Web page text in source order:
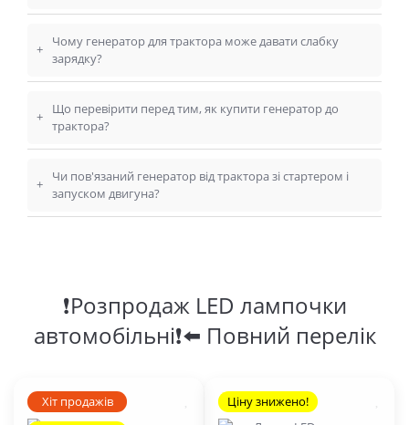
+
Чому генератор для трактора може давати слабку
зарядку?
+
Що перевірити перед тим, як купити генератор до
трактора?
+
Чи пов'язаний генератор від трактора зі стартером і
запуском двигуна?
❗Розпродаж LED лампочки
автомобільні❗⬅️ Повний перелік
Хіт продажів
Ціну знижено!